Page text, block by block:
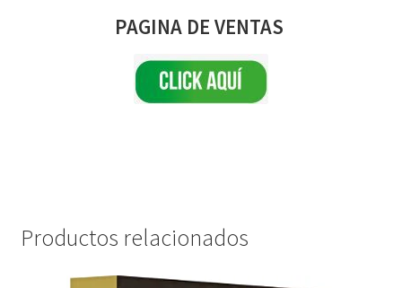
PAGINA DE VENTAS
Productos relacionados